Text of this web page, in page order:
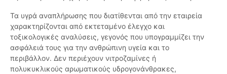
Τα υγρά αναπλήρωσης που διατίθενται από την εταιρεία
χαρακτηρίζονται από εκτεταμένο έλεγχο και
τοξικολογικές αναλύσεις, γεγονός που υπογραμμίζει την
ασφάλειά τους για την ανθρώπινη υγεία και το
περιβάλλον. Δεν περιέχουν νιτροζαμίνες ή
πολυκυκλικούς αρωματικούς υδρογονάνθρακες,